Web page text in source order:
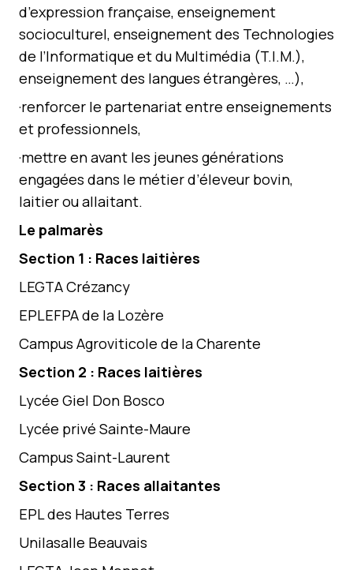
d’expression française, enseignement
socioculturel, enseignement des Technologies
de l’Informatique et du Multimédia (T.I.M.),
enseignement des langues étrangères, …),
·renforcer le partenariat entre enseignements
et professionnels,
·mettre en avant les jeunes générations
engagées dans le métier d’éleveur bovin,
laitier ou allaitant.
Le palmarès
Section 1 : Races laitières
LEGTA Crézancy
EPLEFPA de la Lozère
Campus Agroviticole de la Charente
Section 2 : Races laitières
Lycée Giel Don Bosco
Lycée privé Sainte-Maure
Campus Saint-Laurent
Section 3 : Races allaitantes
EPL des Hautes Terres
Unilasalle Beauvais